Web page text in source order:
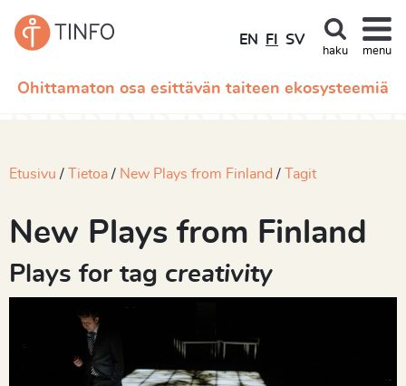
Ohittamaton osa esittävän taiteen ekosysteemiä
EN FI SV
haku menu
Etusivu Tietoa New Plays from Finland Tagit
New Plays from Finland
Plays for tag creativity